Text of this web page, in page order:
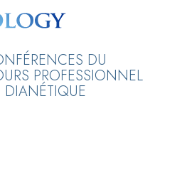
DU
PROFESSIONNEL
DIANÉTIQUE